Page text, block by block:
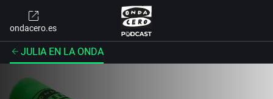
ondacero.es
JULIA EN LA ONDA